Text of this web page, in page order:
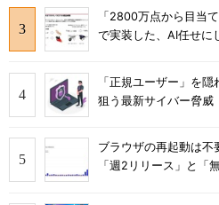
「2800万点から目当
で実装した、AI任せに
「正規ユーザー」を
狙う最新サイバー脅威
ブラウザの再起動は
「週2リリース」と「